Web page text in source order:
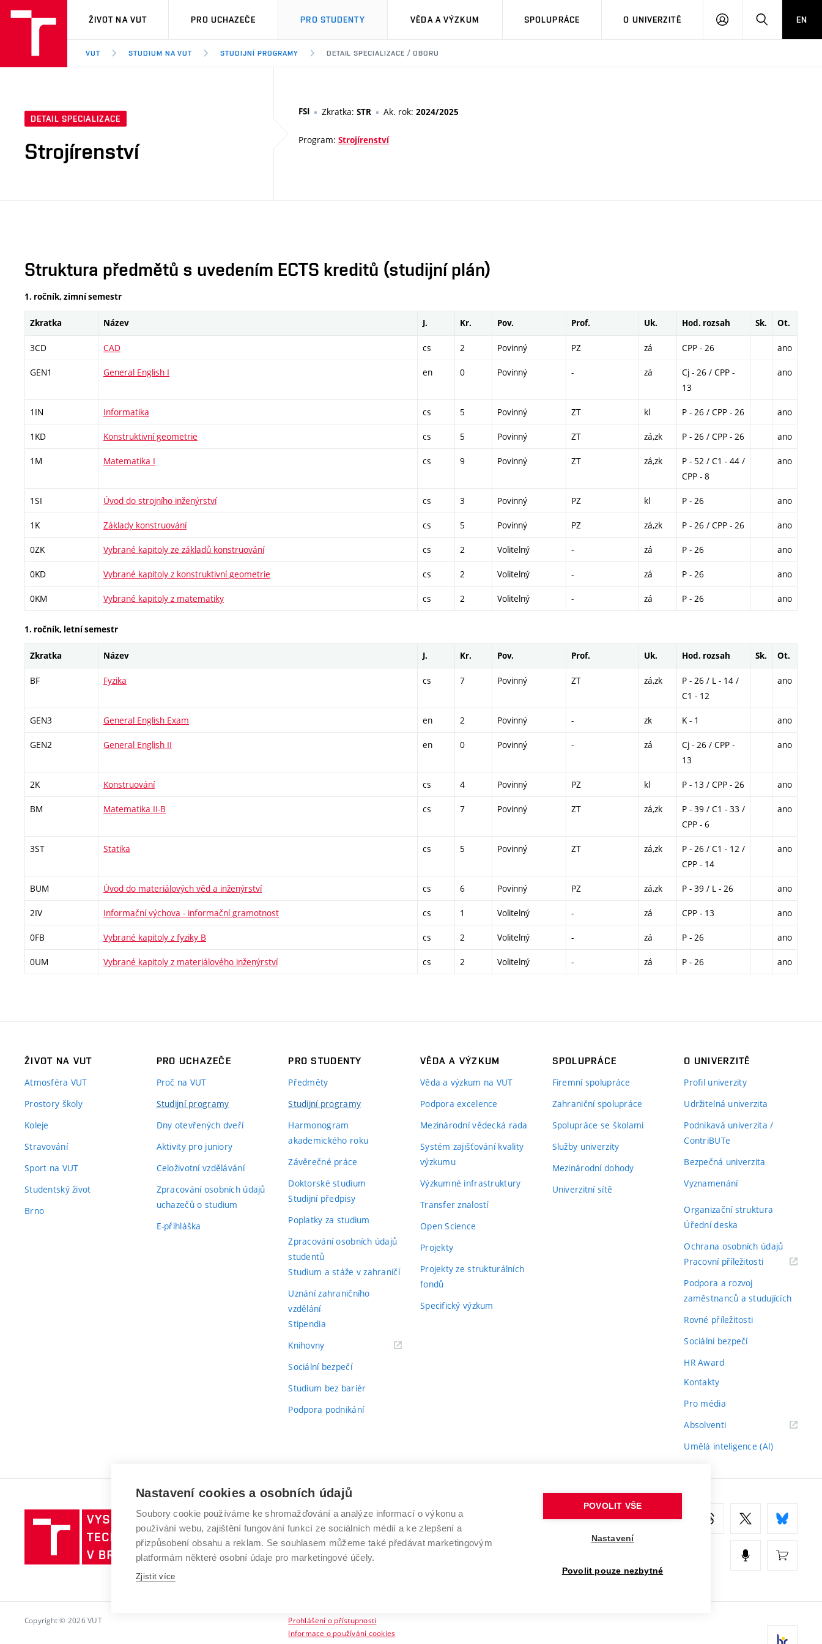
VUT
ŽIVOT NA VUT PRO UCHAZEČE PRO STUDENTY VĚDA A VÝZKUM SPOLUPRÁCE O UNIVERZITĚ
PŘIHLÁSIT HLEDATEN
VUT STUDIUM NA VUT STUDIJNÍ PROGRAMY DETAIL SPECIALIZACE / OBORU
DETAIL SPECIALIZACE
Strojírenství
FSI Zkratka: STR Ak. rok: 2024/2025
Program: Strojírenství
Struktura předmětů s uvedením ECTS kreditů (studijní plán)
1. ročník, zimní semestr
Zkratka Název J. Kr. Pov. Prof. Uk. Hod. rozsah Sk. Ot.
3CD CAD cs 2 Povinný PZ zá CPP - 26 ano
GEN1 General English I en 0 Povinný - zá
Cj - 26 / CPP -
13
ano
1IN Informatika cs 5 Povinný ZT kl P - 26 / CPP - 26 ano
1KD Konstruktivní geometrie cs 5 Povinný ZT zá,zk P - 26 / CPP - 26 ano
1M Matematika I cs 9 Povinný ZT zá,zk
P - 52 / C1 - 44 /
CPP - 8
ano
1SI Úvod do strojního inženýrství cs 3 Povinný PZ kl P - 26 ano
1K Základy konstruování cs 5 Povinný PZ zá,zk P - 26 / CPP - 26 ano
0ZK Vybrané kapitoly ze základů konstruování cs 2 Volitelný - zá P - 26 ano
0KD Vybrané kapitoly z konstruktivní geometrie cs 2 Volitelný - zá P - 26 ano
0KM Vybrané kapitoly z matematiky cs 2 Volitelný - zá P - 26 ano
1. ročník, letní semestr
Zkratka Název J. Kr. Pov. Prof. Uk. Hod. rozsah Sk. Ot.
BF Fyzika cs 7 Povinný ZT zá,zk
P - 26 / L - 14 /
C1 - 12
ano
GEN3 General English Exam en 2 Povinný - zk K - 1 ano
GEN2 General English II en 0 Povinný - zá
Cj - 26 / CPP -
13
ano
2K Konstruování cs 4 Povinný PZ kl P - 13 / CPP - 26 ano
BM Matematika II-B cs 7 Povinný ZT zá,zk
P - 39 / C1 - 33 /
CPP - 6
ano
3ST Statika cs 5 Povinný ZT zá,zk
P - 26 / C1 - 12 /
CPP - 14
ano
BUM Úvod do materiálových věd a inženýrství cs 6 Povinný PZ zá,zk P - 39 / L - 26 ano
2IV Informační výchova - informační gramotnost cs 1 Volitelný - zá CPP - 13 ano
0FB Vybrané kapitoly z fyziky B cs 2 Volitelný - zá P - 26 ano
0UM Vybrané kapitoly z materiálového inženýrství cs 2 Volitelný - zá P - 26 ano
ŽIVOT NA VUT
Atmosféra VUT
Prostory školy
Koleje
Stravování
Sport na VUT
Studentský život
Brno
PRO UCHAZEČE
Proč na VUT
Studijní programy
Dny otevřených dveří
Aktivity pro juniory
Celoživotní vzdělávání
Zpracování osobních údajů
uchazečů o studium
E-přihláška
PRO STUDENTY
Předměty
Studijní programy
Harmonogram
akademického roku
Závěrečné práce
Doktorské studium
Studijní předpisy
Poplatky za studium
Zpracování osobních údajů
studentů
Studium a stáže v zahraničí
Uznání zahraničního
vzdělání
Stipendia
Knihovny(externí
Sociální bezpečí
Studium bez bariér
Podpora podnikání
VĚDA A VÝZKUM
Věda a výzkum na VUT
Podpora excelence
Mezinárodní vědecká rada
Systém zajišťování kvality
výzkumu
Výzkumné infrastruktury
Transfer znalostí
Open Science
Projekty
Projekty ze strukturálních
fondů
Specifický výzkum
SPOLUPRÁCE
Firemní spolupráce
Zahraniční spolupráce
Spolupráce se školami
Služby univerzity
Mezinárodní dohody
Univerzitní sítě
O UNIVERZITĚ
Profil univerzity
Udržitelná univerzita
Podnikavá univerzita /
ContriBUTe
Bezpečná univerzita
Vyznamenání
Organizační struktura
Úřední deska
Ochrana osobních údajů
Pracovní příležitosti(externí
Podpora a rozvoj
zaměstnanců a studujících
Rovné příležitosti
Sociální bezpečí
HR Award
Kontakty
Pro média
Absolventi(externí
Umělá inteligence (AI)
Vysoké
učení
technické
v
VYSOKÉ UČENÍ TECHNICKÉ V BRNĚ
Antonínská 548/1
602 00 Brno
www.vut.cz
Copyright © 2026 VUT
Prohlášení o přístupnosti
Informace o používání cookies
Nastavení cookies a osobních údajů
Soubory cookie používáme ke shromažďování a analýze informací o výkonu a
používání webu, zajištění fungování funkcí ze sociálních médií a ke zlepšení a
přizpůsobení obsahu a reklam. Se souhlasem můžeme také předávat marketingovým
platformám některé osobní údaje pro marketingové účely.
Zjistit více
POVOLIT VŠE
Nastavení
Povolit pouze nezbytné